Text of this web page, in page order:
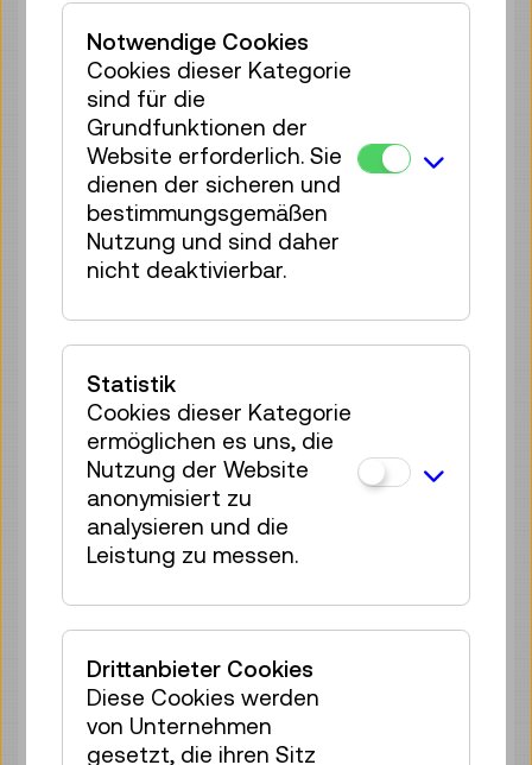
Führung / Aktion
70 Plätze frei
€ 5,50
Mi 19.08. 11:15–11:45
Führung / Aktion
70 Plätze frei
€ 5,50
Mi 19.08. 15:30–16:00
Führung / Aktion
70 Plätze frei
€ 5,50
Do 20.08. 11:15–11:45
Führung / Aktion
70 Plätze frei
€ 5,50
15:30
Führung / Aktion
70 Plätze frei
€ 5,50
Fr 21.08. 11:15–11:45
Führung / Aktion
Notwendige Cookies
Cookies dieser Kategorie
sind für die
Grundfunktionen der
Website erforderlich. Sie
dienen der sicheren und
bestimmungsgemäßen
Nutzung und sind daher
nicht deaktivierbar.
Statistik
Cookies dieser Kategorie
ermöglichen es uns, die
Nutzung der Website
anonymisiert zu
analysieren und die
Leistung zu messen.
Drittanbieter Cookies
Diese Cookies werden
von Unternehmen
gesetzt, die ihren Sitz